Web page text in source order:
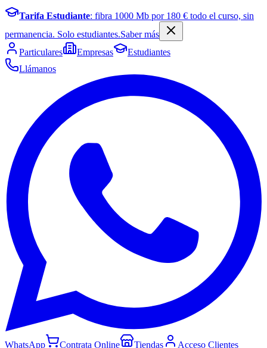
Tarifa Estudiante: fibra 1000 Mb por 180 € todo el curso, sin
permanencia. Solo estudiantes.Saber más
Particulares
Empresas
Estudiantes
Llámanos
WhatsApp Contrata Online Tiendas Acceso Clientes